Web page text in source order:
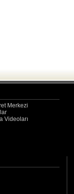
Merkezi
Videoları